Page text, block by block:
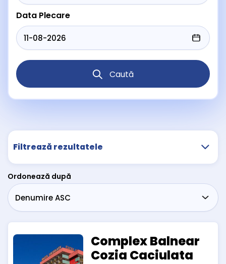
Data Plecare
Caută
Filtrează rezultatele
Ordonează după
Complex Balnear
Cozia Caciulata